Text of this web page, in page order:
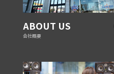
ABOUT US
会社概要